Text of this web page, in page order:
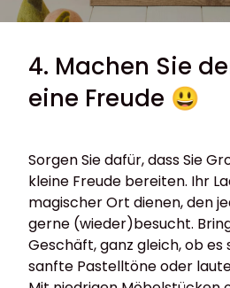
4. Machen Sie
eine Freude 😃
Sorgen Sie dafür, dass Sie
kleine Freude bereiten. Ihr
magischer Ort dienen, den
gerne (wieder)besucht.
Geschäft, ganz gleich, ob es
sanfte Pastelltöne oder